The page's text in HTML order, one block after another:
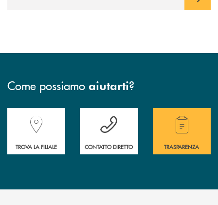
Come possiamo aiutarti?
Accedi all' elenco completo delle filiali della Banca.
TROVA LA FILIALE
Hai bisogno di assistenza immediata?
CONTATTO DIRETTO
Hai bisogno di
TRASPARENZA